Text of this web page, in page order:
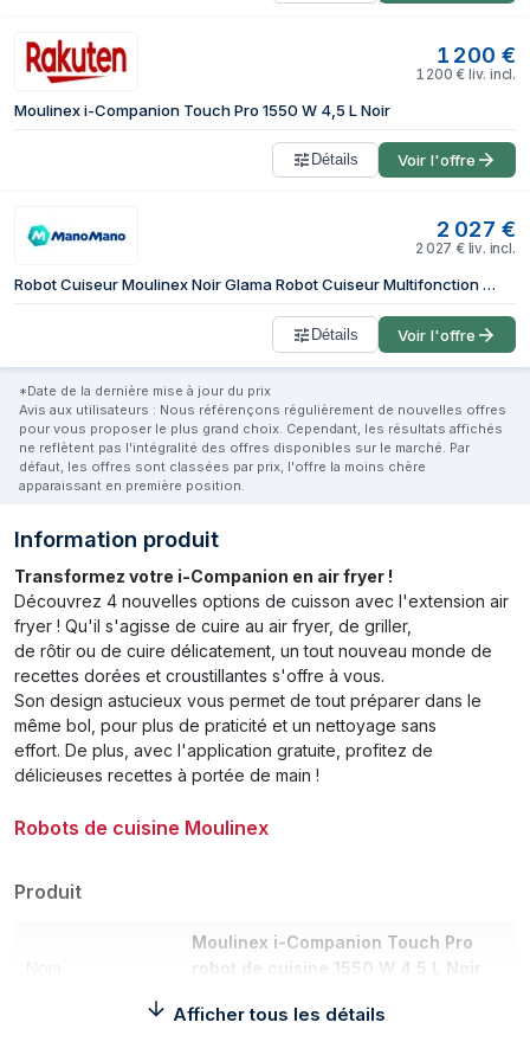
1 200 €
1 200 € liv. incl.
Moulinex i-Companion Touch Pro 1550 W 4,5 L Noir
Détails Voir l'offre
2 027 €
2 027 € liv. incl.
Robot Cuiseur Moulinex Noir Glama Robot Cuiseur Multifonction Avec Air Fryer, Balance Et Écran Tactile Wi-fi - Moulinex
Détails Voir l'offre
*Date de la dernière mise à jour du prix
Avis aux utilisateurs : Nous référençons régulièrement de nouvelles offres
pour vous proposer le plus grand choix. Cependant, les résultats affichés
ne reflètent pas l'intégralité des offres disponibles sur le marché. Par
défaut, les offres sont classées par prix, l'offre la moins chère
apparaissant en première position.
Information produit
Transformez votre i-Companion en air fryer !
Découvrez 4 nouvelles options de cuisson avec l'extension air
fryer ! Qu'il s'agisse de cuire au air fryer, de griller,
de rôtir ou de cuire délicatement, un tout nouveau monde de
recettes dorées et croustillantes s'offre à vous.
Son design astucieux vous permet de tout préparer dans le
même bol, pour plus de praticité et un nettoyage sans
effort. De plus, avec l'application gratuite, profitez de
délicieuses recettes à portée de main !
Robots de cuisine Moulinex
Produit
Moulinex i-Companion Touch Pro
robot de cuisine 1550 W 4,5 L Noir
Afficher tous les détails